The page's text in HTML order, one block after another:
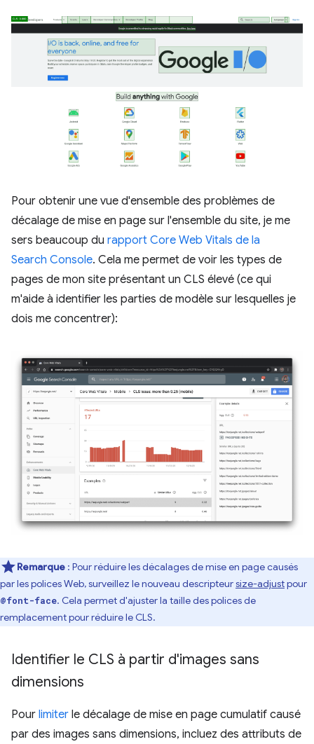
Pour obtenir une vue d'ensemble des problèmes de
décalage de mise en page sur l'ensemble du site, je me
sers beaucoup du rapport Core Web Vitals de la
Search Console. Cela me permet de voir les types de
pages de mon site présentant un CLS élevé (ce qui
m'aide à identifier les parties de modèle sur lesquelles je
dois me concentrer):
Remarque : Pour réduire les décalages de mise en page causés
par les polices Web, surveillez le nouveau descripteursize-adjustpour
@font-face. Cela permet d'ajuster la taille des polices de
remplacement pour réduire le CLS.
Identifier le CLS à partir d'images sans
dimensions
Pour limiter le décalage de mise en page cumulatif causé
par des images sans dimensions, incluez des attributs de